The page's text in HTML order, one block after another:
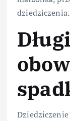
dziedziczenia.